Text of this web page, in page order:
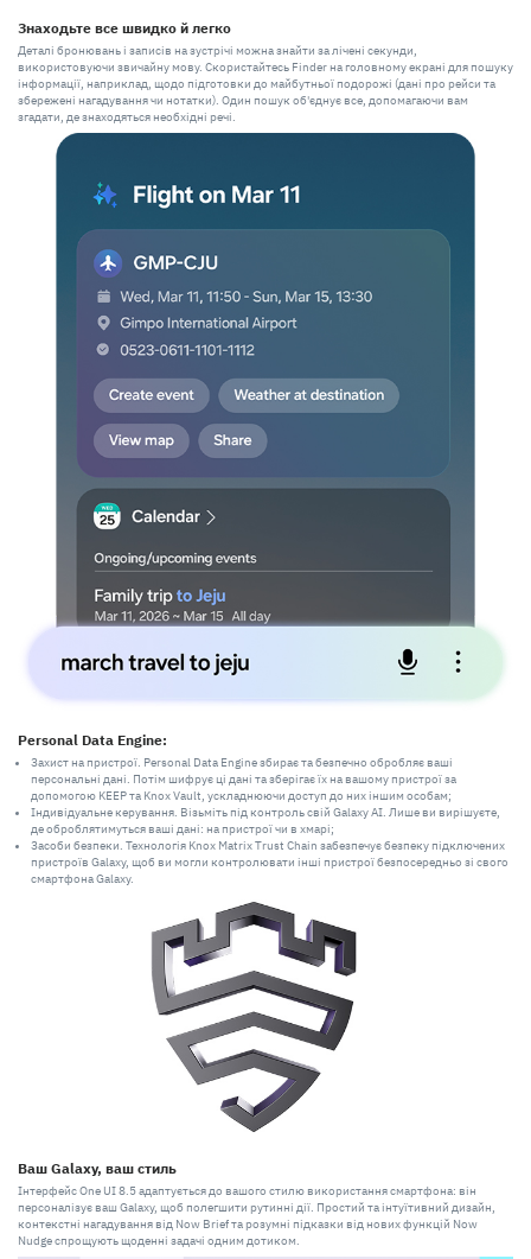
Знаходьте все швидко й легко
Деталі бронювань і записів на зустрічі можна знайти за лічені секунди,
використовуючи звичайну мову. Скористайтесь Finder на головному екрані для пошуку
інформації, наприклад, щодо підготовки до майбутньої подорожі (дані про рейси та
збережені нагадування чи нотатки). Один пошук об'єднує все, допомагаючи вам
згадати, де знаходяться необхідні речі.
Personal Data Engine:
Захист на пристрої. Personal Data Engine збирає та безпечно обробляє ваші
персональні дані. Потім шифрує ці дані та зберігає їх на вашому пристрої за
допомогою KEEP та Knox Vault, ускладнюючи доступ до них іншим особам;
Індивідуальне керування. Візьміть під контроль свій Galaxy AI. Лише ви вирішуєте,
де оброблятимуться ваші дані: на пристрої чи в хмарі;
Засоби безпеки. Технологія Knox Matrix Trust Chain забезпечує безпеку підключених
пристроїв Galaxy, щоб ви могли контролювати інші пристрої безпосередньо зі свого
смартфона Galaxy.
Ваш Galaxy, ваш стиль
Інтерфейс One UI 8.5 адаптується до вашого стилю використання смартфона: він
персоналізує ваш Galaxy, щоб полегшити рутинні дії. Простий та інтуїтивний дизайн,
контекстні нагадування від Now Brief та розумні підказки від нових функцій Now
Nudge спрощують щоденні задачі одним дотиком.